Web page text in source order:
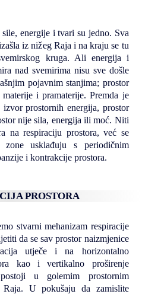
energije i tvari su jedno. Sva
iz nižeg Raja i na kraju se tu
kruga. Ali energija i
nad svemirima nisu sve došle
pojavnim stanjima; prostor
i pramaterije. Premda je
izvor prostornih energija, prostor
nije sila, energija ili moć. Niti
na respiraciju prostora, već se
usklađuju s periodičnim
i kontrakcije prostora.
PROSTORA
stvarni mehanizam respiracije
da se sav prostor naizmjenice
utječe i na horizontalno
kao i vertikalno proširenje
u golemim prostornim
U pokušaju da zamislite